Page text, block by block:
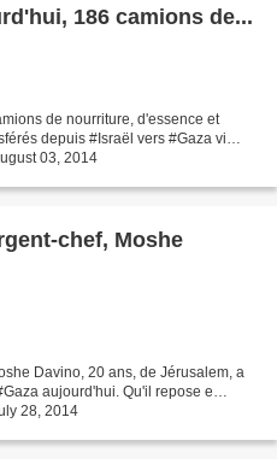
186 camions de...
de nourriture, d'essence et
depuis #Israël vers #Gaza vi…
03, 2014
chef, Moshe
Davino, 20 ans, de Jérusalem, a
aujourd'hui. Qu'il repose e…
28, 2014